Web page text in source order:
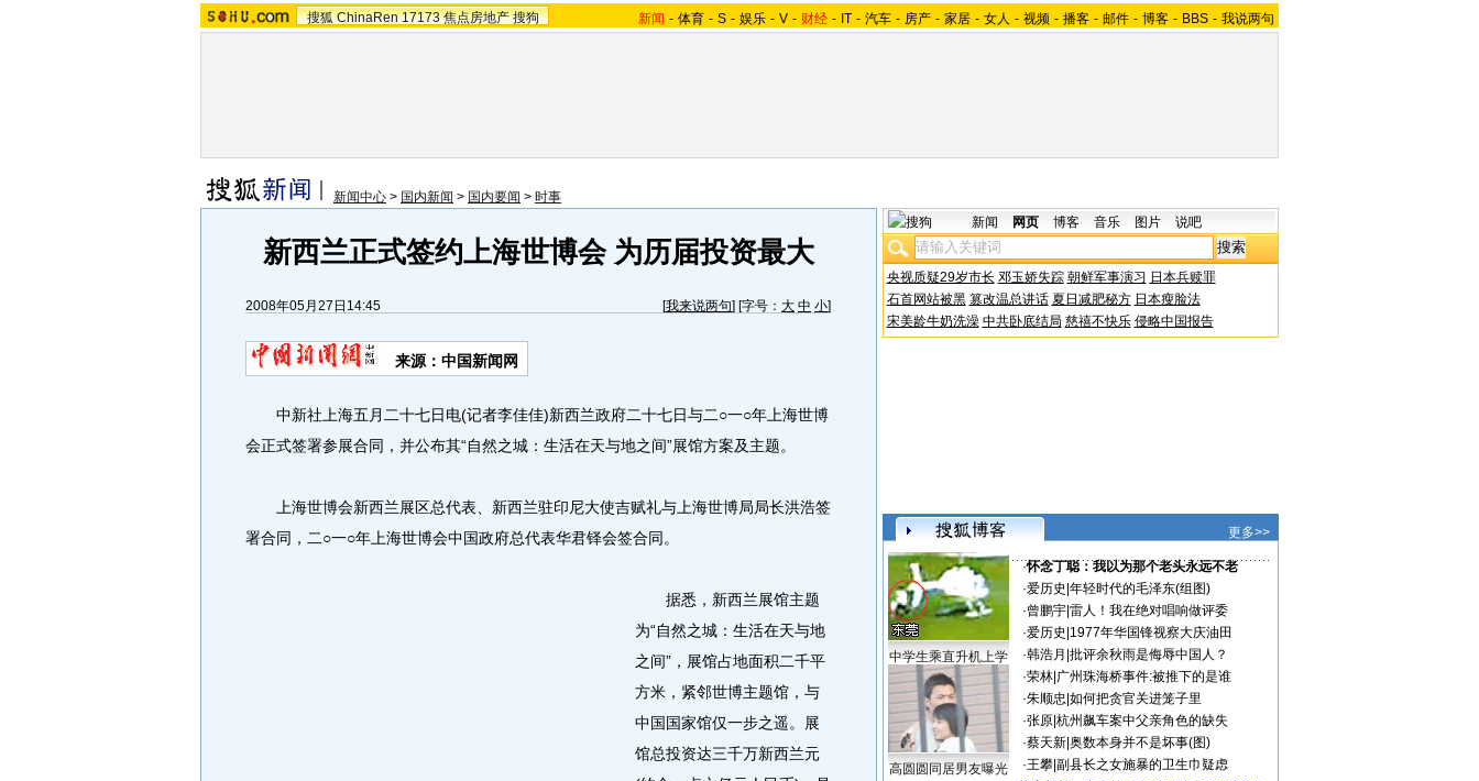
搜狐 ChinaRen 17173 焦点房地产 搜狗 新闻 - 体育 - S - 娱乐 - V - 财经 - IT - 汽车 - 房产 - 家居 - 女人 - 视频 - 播客 - 邮件 - 博客 - BBS - 我说两句
新闻中心 > 国内新闻 > 国内要闻 > 时事
新西兰正式签约上海世博会 为历届投资最大
2008年05月27日14:45 [我来说两句] [字号： 大 中 小]
来源：中国新闻网
中新社上海五月二十七日电(记者李佳佳)新西兰政府二十七日与二○一○年上海世博
会正式签署参展合同，并公布其“自然之城：生活在天与地之间”展馆方案及主题。
上海世博会新西兰展区总代表、新西兰驻印尼大使吉赋礼与上海世博局局长洪浩签
署合同，二○一○年上海世博会中国政府总代表华君铎会签合同。
据悉，新西兰展馆主题
为“自然之城：生活在天与地
之间”，展馆占地面积二千平
方米，紧邻世博主题馆，与
中国国家馆仅一步之遥。展
馆总投资达三千万新西兰元
新闻 网页 博客 音乐 图片 说吧
央视质疑29岁市长 邓玉娇失踪 朝鲜军事演习 日本兵赎罪
石首网站被黑 篡改温总讲话 夏日减肥秘方 日本瘦脸法
宋美龄牛奶洗澡 中共卧底结局 慈禧不快乐 侵略中国报告
更多>>
中学生乘直升机上学
高圆圆同居男友曝光
·怀念丁聪：我以为那个老头永远不老
·爱历史 年轻时代的毛泽东(组图)
·曾鹏宇| 雷人！我在绝对唱响做评委
·爱历史 1977年华国锋视察大庆油田
·韩浩月 批评余秋雨是侮辱中国人？
·荣林| 广州珠海桥事件:被推下的是谁
·朱顺忠 如何把贪官关进笼子里
·张原| 杭州飙车案中父亲角色的缺失
·蔡天新| 奥数本身并不是坏事(图)
·王攀| 副县长之女施暴的卫生巾疑虑